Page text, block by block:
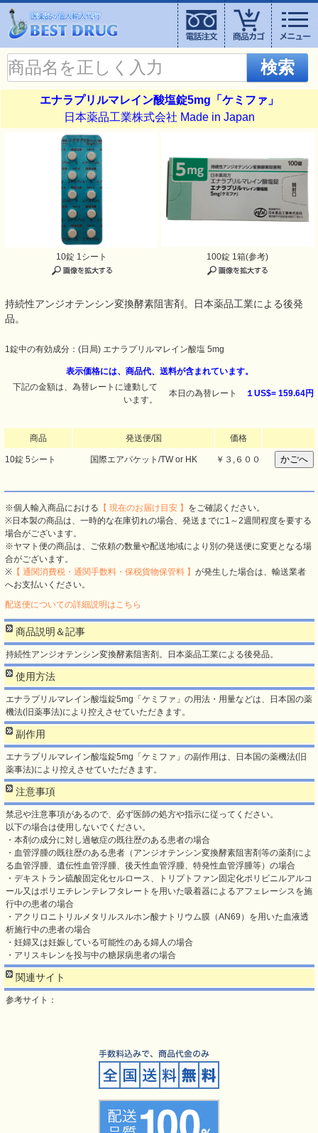
検索
エナラプリルマレイン酸塩錠5mg「ケミファ」
日本薬品工業株式会社 Made in Japan
10錠 1シート 100錠 1箱(参考)
持続性アンジオテンシン変換酵素阻害剤。日本薬品工業による後発
品。
1錠中の有効成分：(日局) エナラプリルマレイン酸塩 5mg
表示価格には、商品代、送料が含まれています。
下記の金額は、為替レートに連動して
います。
本日の為替レート １US$= 159.64円
商品 発送便/国 価格
10錠 5シート 国際エアパケット/TW or HK ￥３,６００
※個人輸入商品における 【 現在のお届け目安 】 をご確認ください。
※日本製の商品は、一時的な在庫切れの場合、発送までに1～2週間程度を要する
場合がございます。
※ヤマト便の商品は、ご依頼の数量や配送地域により別の発送便に変更となる場
合がございます。
※ 【 通関消費税・通関手数料・保税貨物保管料 】 が発生した場合は、輸送業者
へお支払いください。
配送便についての詳細説明はこちら
商品説明＆記事
持続性アンジオテンシン変換酵素阻害剤。日本薬品工業による後発品。
使用方法
エナラプリルマレイン酸塩錠5mg「ケミファ」の用法・用量などは、日本国の薬
機法(旧薬事法)により控えさせていただきます。
副作用
エナラプリルマレイン酸塩錠5mg「ケミファ」の副作用は、日本国の薬機法(旧
薬事法)により控えさせていただきます。
注意事項
禁忌や注意事項があるので、必ず医師の処方や指示に従ってください。
以下の場合は使用しないでください。
・本剤の成分に対し過敏症の既往歴のある患者の場合
・血管浮腫の既往歴のある患者（アンジオテンシン変換酵素阻害剤等の薬剤によ
る血管浮腫、遺伝性血管浮腫、後天性血管浮腫、特発性血管浮腫等）の場合
・デキストラン硫酸固定化セルロース、トリプトファン固定化ポリビニルアルコ
ール又はポリエチレンテレフタレートを用いた吸着器によるアフェレーシスを施
行中の患者の場合
・アクリロニトリルメタリルスルホン酸ナトリウム膜（AN69）を用いた血液透
析施行中の患者の場合
・妊婦又は妊娠している可能性のある婦人の場合
・アリスキレンを投与中の糖尿病患者の場合
関連サイト
参考サイト：